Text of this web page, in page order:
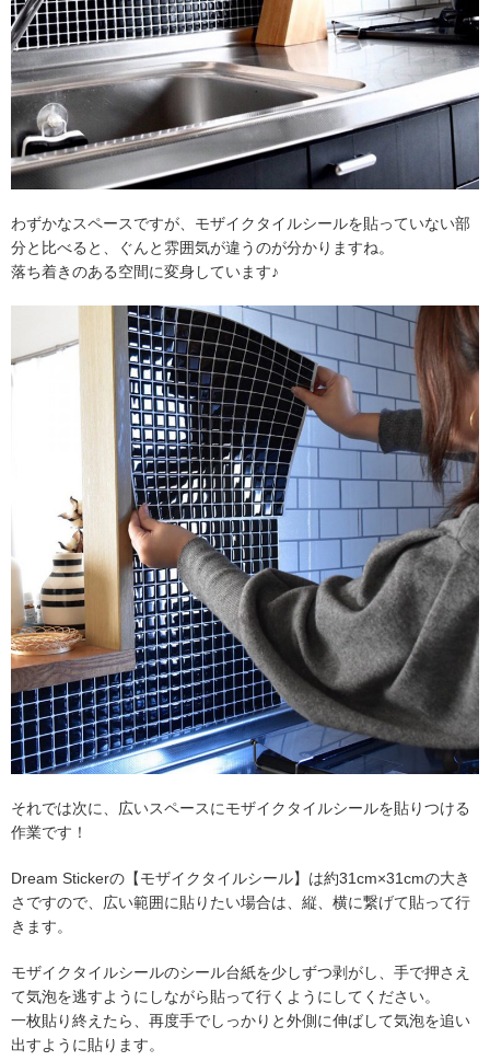
わずかなスペースですが、モザイクタイルシールを貼っていない部
分と比べると、ぐんと雰囲気が違うのが分かりますね。
落ち着きのある空間に変身しています♪
それでは次に、広いスペースにモザイクタイルシールを貼りつける
作業です！
Dream Stickerの【モザイクタイルシール】は約31cm×31cmの大き
さですので、広い範囲に貼りたい場合は、縦、横に繋げて貼って行
きます。
モザイクタイルシールのシール台紙を少しずつ剥がし、手で押さえ
て気泡を逃すようにしながら貼って行くようにしてください。
一枚貼り終えたら、再度手でしっかりと外側に伸ばして気泡を追い
出すように貼ります。